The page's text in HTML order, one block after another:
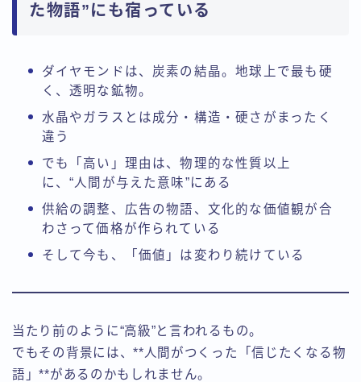
た物語”にも宿っている
ダイヤモンドは、炭素の結晶。地球上で最も硬
く、透明な鉱物。
水晶やガラスとは成分・構造・硬さがまったく
違う
でも「高い」理由は、物理的な性質以上
に、“人間が与えた意味”にある
供給の調整、広告の物語、文化的な価値観が合
わさって価格が作られている
そして今も、「価値」は変わり続けている
当たり前のように“高級”と言われるもの。
でもその背景には、**人間がつくった「信じたくなる物
語」**があるのかもしれません。